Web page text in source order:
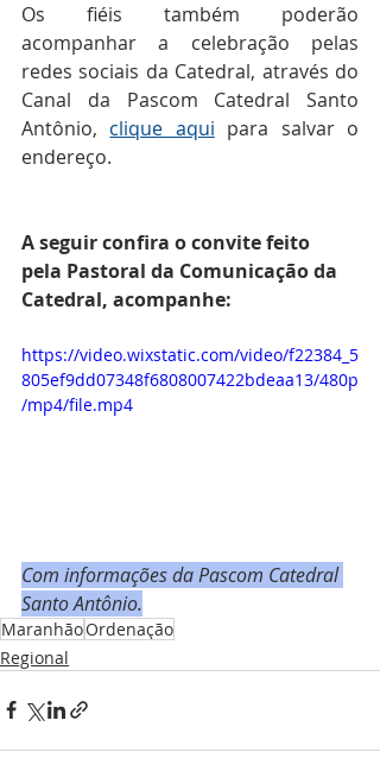
Os fiéis também poderão
acompanhar a celebração pelas
redes sociais da Catedral, através do
Canal da Pascom Catedral Santo
Antônio, clique aqui para salvar o
endereço.
A seguir confira o convite feito
pela Pastoral da Comunicação da
Catedral, acompanhe:
https://video.wixstatic.com/video/f22384_5
805ef9dd07348f6808007422bdeaa13/480p
/mp4/file.mp4
Com informações da Pascom Catedral
Santo Antônio.
MaranhãoOrdenação
Regional